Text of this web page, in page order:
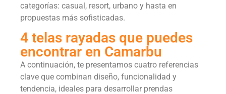
categorías: casual, resort, urbano y hasta en
propuestas más sofisticadas.
4 telas rayadas que puedes
encontrar en Camarbu
A continuación, te presentamos cuatro referencias
clave que combinan diseño, funcionalidad y
tendencia, ideales para desarrollar prendas